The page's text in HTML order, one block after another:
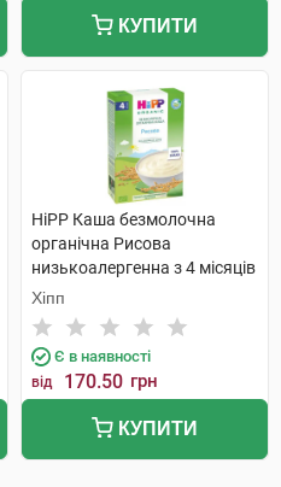
КУПИТИ
HiPP Каша безмолочна
органічна Рисова
низькоалергенна з 4 місяців
200 г 1 коробка
Хіпп
Є в наявності
від 170.50 грн
КУПИТИ